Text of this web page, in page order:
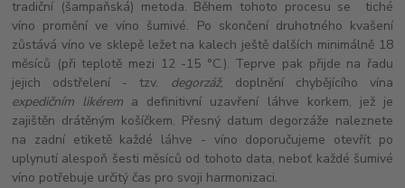
tradiční (šampaňská) metoda. Během tohoto procesu se tiché
víno promění ve víno šumivé. Po skončení druhotného kvašení
zůstává víno ve sklepě ležet na kalech ještě dalších minimálně 18
měsíců (při teplotě mezi 12 -15 °C.). Teprve pak přijde na řadu
jejich odstřelení - tzv. degorzáž, doplnění chybějícího vína
expedičním likérem a definitivní uzavření láhve korkem, jež je
zajištěn drátěným košíčkem. Přesný datum degorzáže naleznete
na zadní etiketě každé láhve - víno doporučujeme otevřít po
uplynutí alespoň šesti měsíců od tohoto data, neboť každé šumivé
víno potřebuje určitý čas pro svoji harmonizaci.